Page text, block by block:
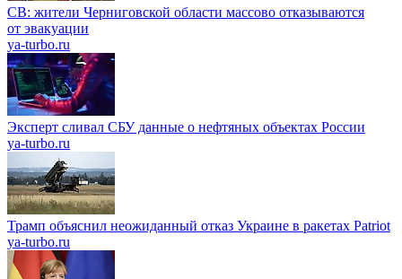
СВ: жители Черниговской области массово отказываются
от эвакуации
ya-turbo.ru
Эксперт сливал СБУ данные о нефтяных объектах России
ya-turbo.ru
Трамп объяснил неожиданный отказ Украине в ракетах Patriot
ya-turbo.ru